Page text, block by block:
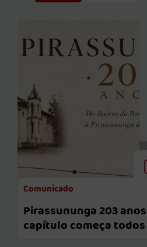
Comunicado
Pirassununga 203
capítulo começa